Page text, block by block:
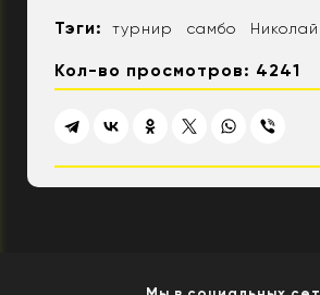
Тэги: турнир самбо
Кол-во просмотров: 4241